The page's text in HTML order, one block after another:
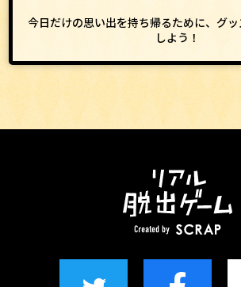
今日だけの思い出を持ち帰るために、グ
しよう！